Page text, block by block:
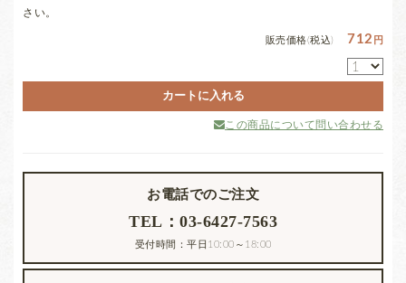
さい。
販売価格(税込) 712 円
この商品について問い合わせる
お電話でのご注文
TEL：03-6427-7563
受付時間：平日10:00～18:00